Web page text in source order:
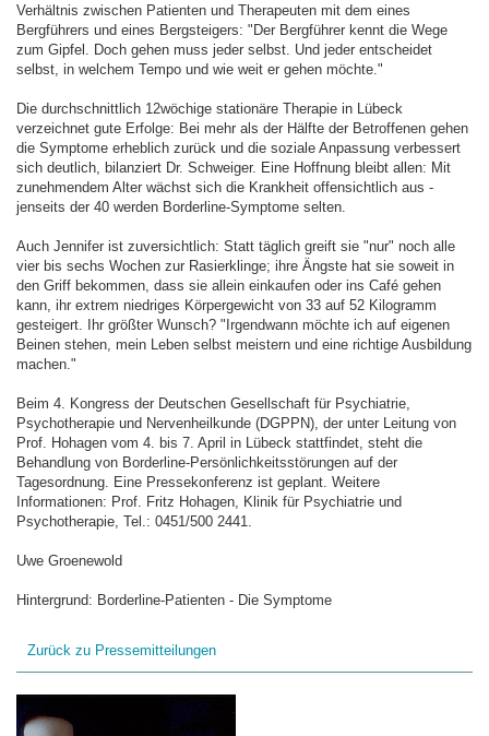
Verhältnis zwischen Patienten und Therapeuten mit dem eines
Bergführers und eines Bergsteigers: "Der Bergführer kennt die Wege
zum Gipfel. Doch gehen muss jeder selbst. Und jeder entscheidet
selbst, in welchem Tempo und wie weit er gehen möchte."
Die durchschnittlich 12wöchige stationäre Therapie in Lübeck
verzeichnet gute Erfolge: Bei mehr als der Hälfte der Betroffenen gehen
die Symptome erheblich zurück und die soziale Anpassung verbessert
sich deutlich, bilanziert Dr. Schweiger. Eine Hoffnung bleibt allen: Mit
zunehmendem Alter wächst sich die Krankheit offensichtlich aus -
jenseits der 40 werden Borderline-Symptome selten.
Auch Jennifer ist zuversichtlich: Statt täglich greift sie "nur" noch alle
vier bis sechs Wochen zur Rasierklinge; ihre Ängste hat sie soweit in
den Griff bekommen, dass sie allein einkaufen oder ins Café gehen
kann, ihr extrem niedriges Körpergewicht von 33 auf 52 Kilogramm
gesteigert. Ihr größter Wunsch? "Irgendwann möchte ich auf eigenen
Beinen stehen, mein Leben selbst meistern und eine richtige Ausbildung
machen."
Beim 4. Kongress der Deutschen Gesellschaft für Psychiatrie,
Psychotherapie und Nervenheilkunde (DGPPN), der unter Leitung von
Prof. Hohagen vom 4. bis 7. April in Lübeck stattfindet, steht die
Behandlung von Borderline-Persönlichkeitsstörungen auf der
Tagesordnung. Eine Pressekonferenz ist geplant. Weitere
Informationen: Prof. Fritz Hohagen, Klinik für Psychiatrie und
Psychotherapie, Tel.: 0451/500 2441.
Uwe Groenewold
Hintergrund: Borderline-Patienten - Die Symptome
Zurück zu Pressemitteilungen